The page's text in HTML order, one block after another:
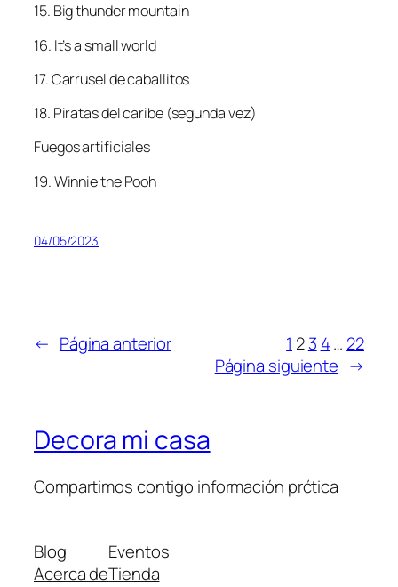
15. Big thunder mountain
16. It’s a small world
17. Carrusel de caballitos
18. Piratas del caribe (segunda vez)
Fuegos artificiales
19. Winnie the Pooh
04/05/2023
← Página anterior 1 23 4… 22
Página siguiente →
Decora mi casa
Compartimos contigo información prćtica
Blog
Acerca de
Eventos
Tienda